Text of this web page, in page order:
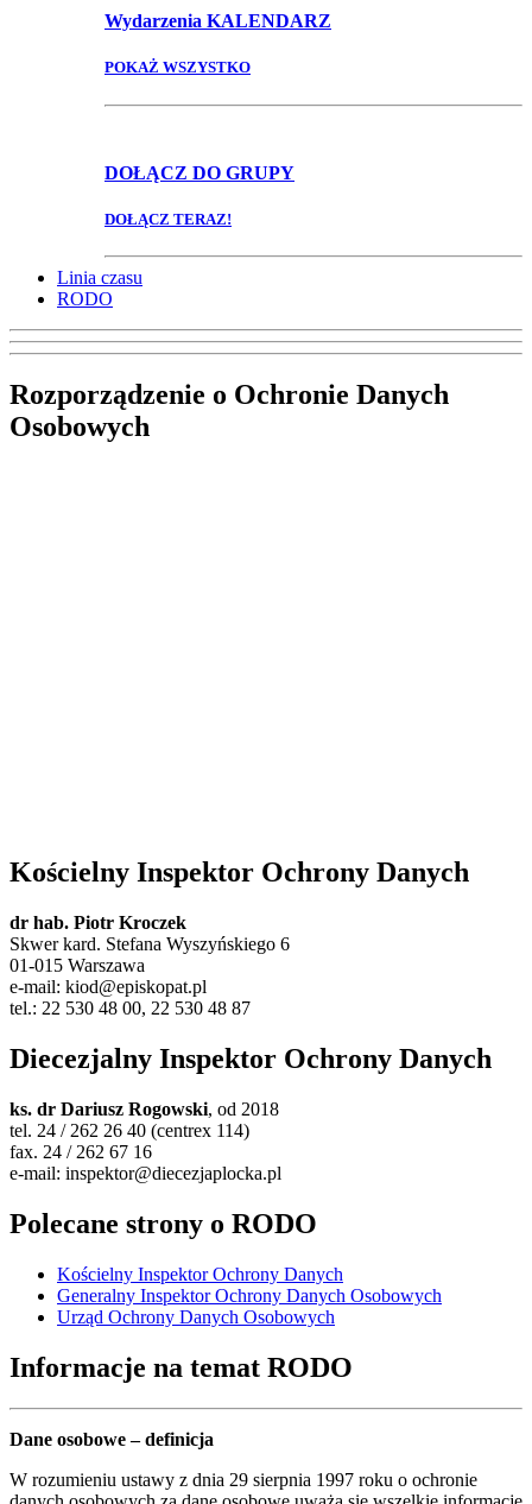
Wydarzenia KALENDARZ
POKAŻ WSZYSTKO
DOŁĄCZ DO GRUPY
DOŁĄCZ TERAZ!
Linia czasu
RODO
Rozporządzenie o Ochronie Danych
Osobowych
Kościelny Inspektor Ochrony Danych
dr hab. Piotr Kroczek
Skwer kard. Stefana Wyszyńskiego 6
01-015 Warszawa
e-mail: kiod@episkopat.pl
tel.: 22 530 48 00, 22 530 48 87
Diecezjalny Inspektor Ochrony Danych
ks. dr Dariusz Rogowski, od 2018
tel. 24 / 262 26 40 (centrex 114)
fax. 24 / 262 67 16
e-mail: inspektor@diecezjaplocka.pl
Polecane strony o RODO
Kościelny Inspektor Ochrony Danych
Generalny Inspektor Ochrony Danych Osobowych
Urząd Ochrony Danych Osobowych
Informacje na temat RODO
Dane osobowe – definicja
W rozumieniu ustawy z dnia 29 sierpnia 1997 roku o ochronie